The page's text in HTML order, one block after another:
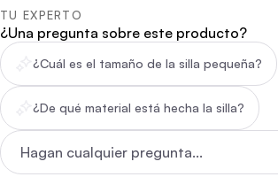
TU EXPERTO
¿Una pregunta sobre este producto?
¿Cuál es el tamaño de la silla pequeña?
¿De qué material está hecha la silla?